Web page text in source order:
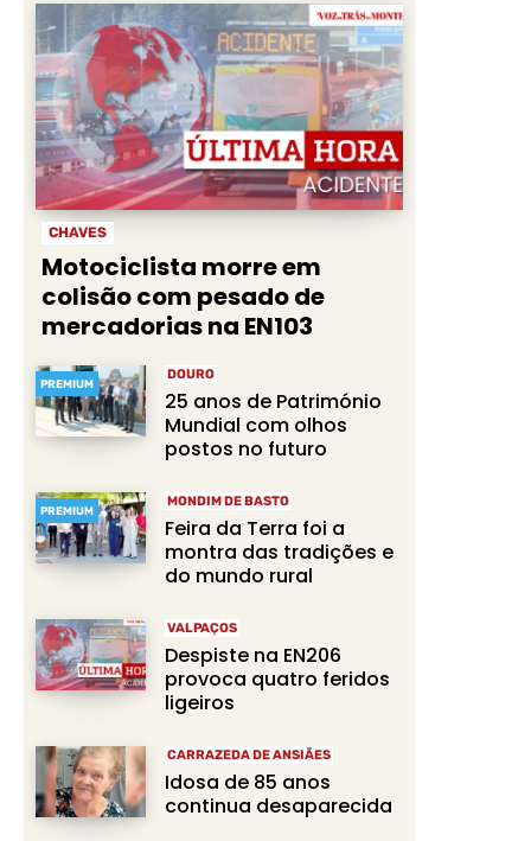
CHAVES
Motociclista morre em
colisão com pesado de
mercadorias na EN103
PREMIUM
DOURO
25 anos de Património
Mundial com olhos
postos no futuro
PREMIUM
MONDIM DE BASTO
Feira da Terra foi a
montra das tradições e
do mundo rural
VALPAÇOS
Despiste na EN206
provoca quatro feridos
ligeiros
CARRAZEDA DE ANSIÃES
Idosa de 85 anos
continua desaparecida